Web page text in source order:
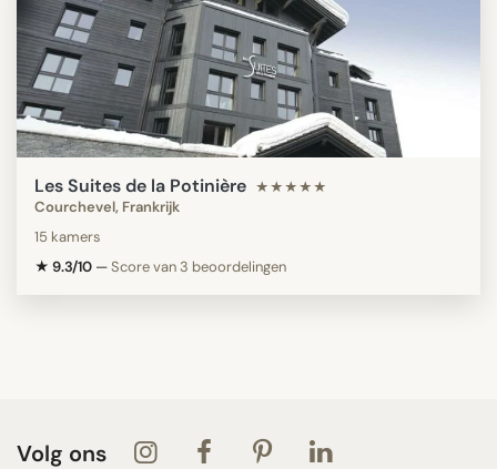
Les Suites de la Potinière ★★★★★
Courchevel, Frankrijk
15 kamers
★ 9.3/10 —Score van 3 beoordelingen
Volg ons